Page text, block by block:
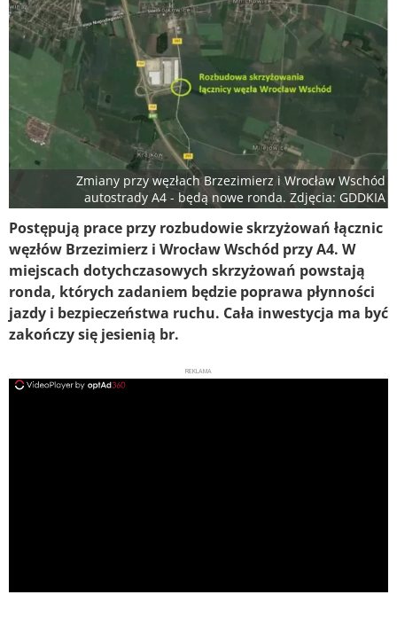
Zmiany przy węzłach Brzezimierz i Wrocław Wschód
autostrady A4 - będą nowe ronda. Zdjęcia: GDDKIA
Postępują prace przy rozbudowie skrzyżowań łącznic
węzłów Brzezimierz i Wrocław Wschód przy A4. W
miejscach dotychczasowych skrzyżowań powstają
ronda, których zadaniem będzie poprawa płynności
jazdy i bezpieczeństwa ruchu. Cała inwestycja ma być
zakończy się jesienią br.
REKLAMA